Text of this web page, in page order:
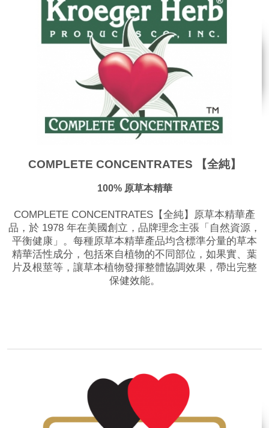
COMPLETE CONCENTRATES 【全純】
100% 原草本精華
COMPLETE CONCENTRATES【全純】原草本精華產
品，於 1978 年在美國創立，品牌理念主張「自然資源，
平衡健康」。​每種原草本精華產品均含標準分量的草本
精華活性成分，包括來自植物的不同部位，如果實、葉
片及根莖等，讓草本植物發揮整體協調效果，帶出完整
保健效能。